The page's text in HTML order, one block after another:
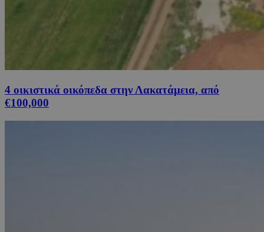
4 οικιστικά οικόπεδα στην Λακατάμεια, από
€100,000